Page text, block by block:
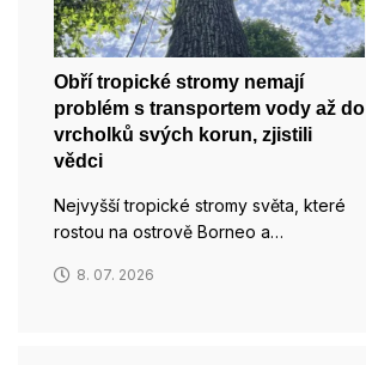
Obří tropické stromy nemají
problém s transportem vody až do
vrcholků svých korun, zjistili
vědci
Nejvyšší tropické stromy světa, které
rostou na ostrově Borneo a…
8. 07. 2026